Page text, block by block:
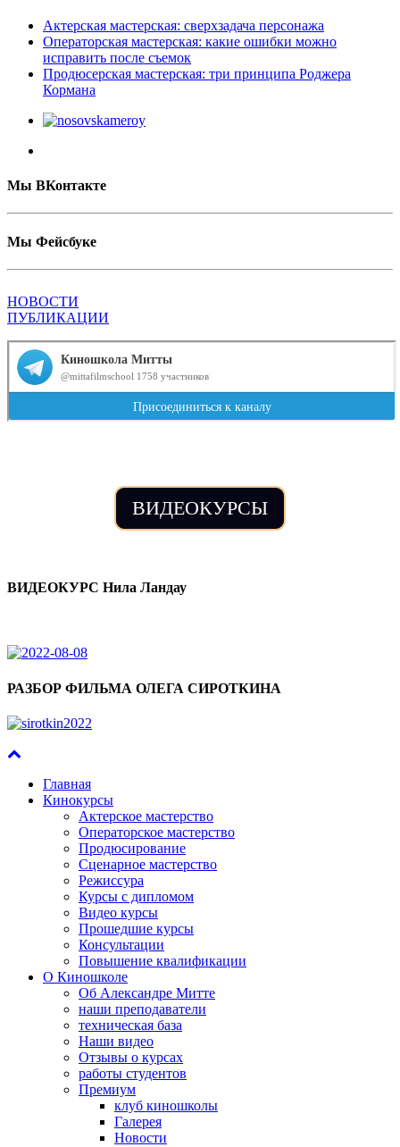
Актерская мастерская: сверхзадача персонажа
Операторская мастерская: какие ошибки можно
исправить после съемок
Продюсерская мастерская: три принципа Роджера
Кормана
Мы ВКонтакте
Мы Фейсбуке
НОВОСТИ
ПУБЛИКАЦИИ
ВИДЕОКУРСЫ
ВИДЕОКУРС Нила Ландау
РАЗБОР ФИЛЬМА ОЛЕГА СИРОТКИНА
Главная
Кинокурсы
Актерское мастерство
Операторское мастерство
Продюсирование
Сценарное мастерство
Режиссура
Курсы с дипломом
Видео курсы
Прошедшие курсы
Консультации
Повышение квалификации
О Киношколе
Об Александре Митте
наши преподаватели
техническая база
Наши видео
Отзывы о курсах
работы студентов
Премиум
клуб киношколы
Галерея
Новости